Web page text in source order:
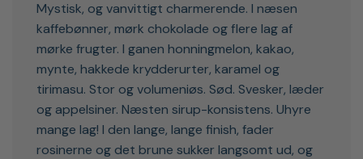
Mystisk, og vanvittigt charmerende. I næsen
kaffebønner, mørk chokolade og flere lag af
mørke frugter. I ganen honningmelon, kakao,
mynte, hakkede krydderurter, karamel og
tirimasu. Stor og volumeniøs. Sød. Svesker, læder
og appelsiner. Næsten sirup-konsistens. Uhyre
mange lag! I den lange, lange finish, fader
rosinerne og det brune sukker langsomt ud, og